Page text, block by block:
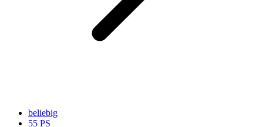
beliebig
55 PS